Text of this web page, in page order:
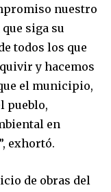
nuestro
siga su
todos los que
y hacemos
el municipio,
pueblo,
en
exhortó.
de obras del